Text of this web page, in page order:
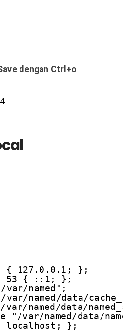
dengan Ctrl+o
{ 127.0.0.1; };
53 { ::1; };
named";
named/data/
named/data/
var/named/data/
{ localhost; };